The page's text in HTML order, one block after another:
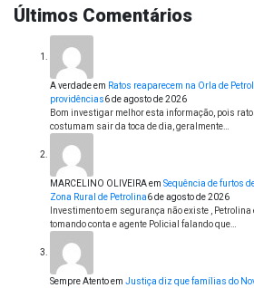
Últimos Comentários
A verdadeem Ratos reaparecem na Orla de
providências6 de agosto de 2026
Bom investigar melhor esta informação, pois
costumam sair da toca de dia, geralmente…
MARCELINO OLIVEIRAem Sequência de furtos
Zona Rural de Petrolina6 de agosto de 2026
Investimento em segurança não existe ,
tomando conta e agente Policial falando que…
Sempre Atentoem Justiça diz que famílias do